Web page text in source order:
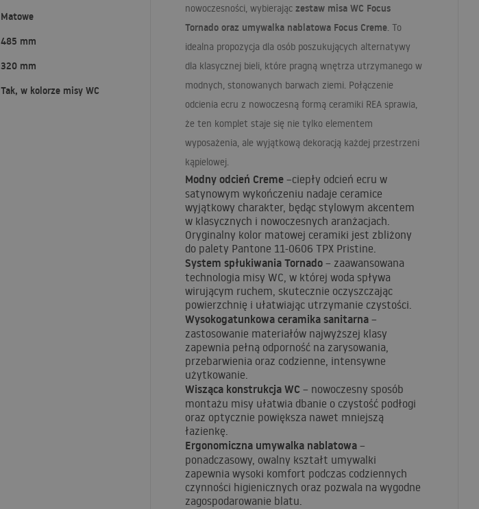
Matowe
485 mm
320 mm
Tak, w kolorze misy WC
nowoczesności, wybierajączestaw misa WC Focus
Tornado oraz umywalka nablatowa Focus Creme. To
idealna propozycja dla osób poszukujących alternatywy
dla klasycznej bieli, które pragną wnętrza utrzymanego w
modnych, stonowanych barwach ziemi. Połączenie
odcienia ecru z nowoczesną formą ceramiki REA sprawia,
że ten komplet staje się nie tylko elementem
wyposażenia, ale wyjątkową dekoracją każdej przestrzeni
kąpielowej.
Modny odcień Creme –ciepły odcień ecru w
satynowym wykończeniu nadaje ceramice
wyjątkowy charakter, będąc stylowym akcentem
w klasycznych i nowoczesnych aranżacjach.
Oryginalny kolor matowej ceramiki jest zbliżony
do palety Pantone 11-0606TPX Pristine.
System spłukiwania Tornado – zaawansowana
technologia misy WC, w której woda spływa
wirującym ruchem, skutecznie oczyszczając
powierzchnię i ułatwiając utrzymanie czystości.
Wysokogatunkowa ceramika sanitarna –
zastosowanie materiałów najwyższej klasy
zapewnia pełną odporność na zarysowania,
przebarwienia oraz codzienne, intensywne
użytkowanie.
Wisząca konstrukcja WC – nowoczesny sposób
montażu misy ułatwia dbanie o czystość podłogi
oraz optycznie powiększa nawet mniejszą
łazienkę.
Ergonomiczna umywalka nablatowa –
ponadczasowy, owalny kształt umywalki
zapewnia wysoki komfort podczas codziennych
czynności higienicznych oraz pozwala na wygodne
zagospodarowanie blatu.